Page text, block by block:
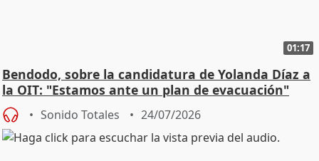
01:17
Bendodo, sobre la candidatura de Yolanda Díaz a
la OIT: "Estamos ante un plan de evacuación"
Sonido Totales 24/07/2026